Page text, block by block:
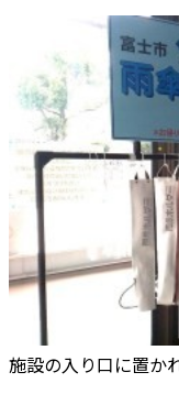
施設の入り口に置か